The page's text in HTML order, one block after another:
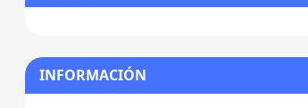
INFORMACIÓN